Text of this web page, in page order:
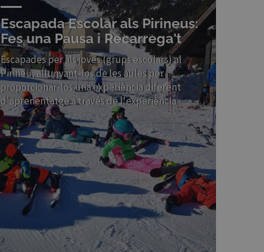
Escapada Escolar als Pirineus:
Fes una Pausa i Recarrega't
Escapades per als joves (grups escolars) al
Pirineu, allunyant-los de les aules per
proporcionar-los una experiència diferent
d'aprenentatge a través de l'experiència.